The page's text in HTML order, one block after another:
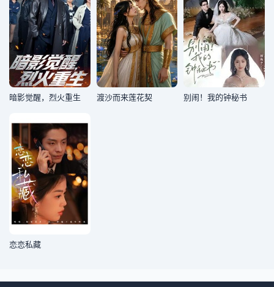
暗影觉醒，烈火重生 渡沙而来莲花契 别闹！我的钟秘书
恋恋私藏